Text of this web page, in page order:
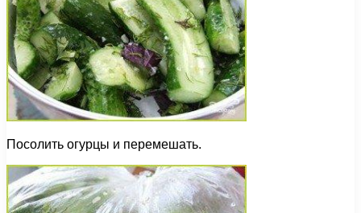
Посолить огурцы и перемешать.